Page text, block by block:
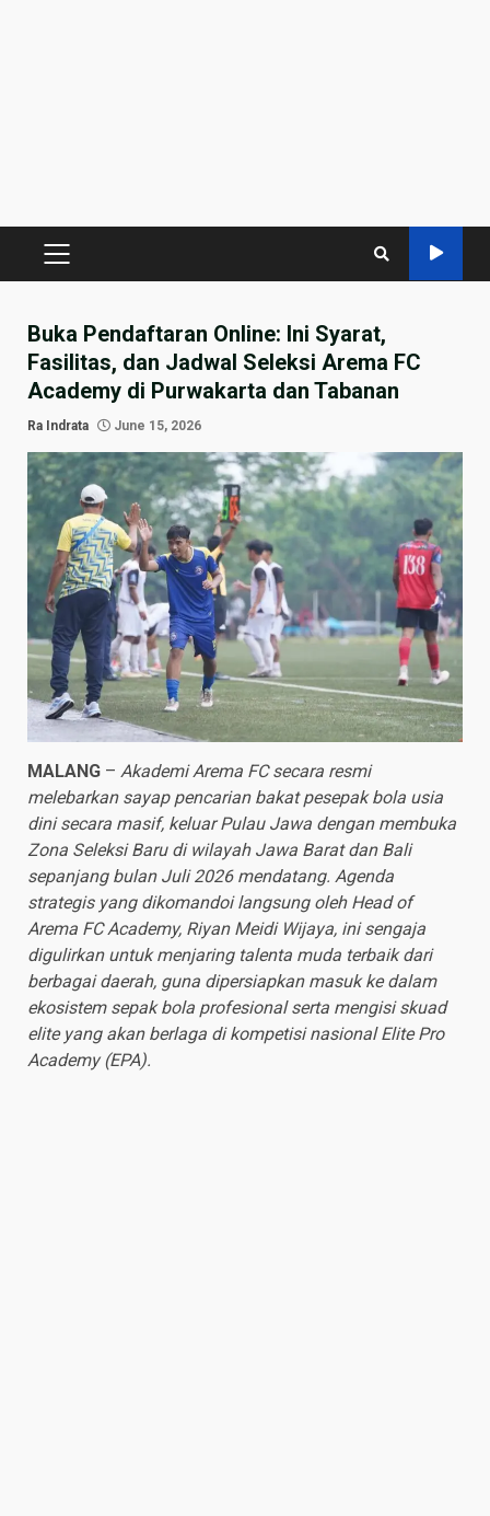
PRIMARY
Buka Pendaftaran Online: Ini Syarat,
Fasilitas, dan Jadwal Seleksi Arema FC
Academy di Purwakarta dan Tabanan
Ra Indrata June 15, 2026
MALANG – Akademi Arema FC secara resmi
melebarkan sayap pencarian bakat pesepak bola usia
dini secara masif, keluar Pulau Jawa dengan membuka
Zona Seleksi Baru di wilayah Jawa Barat dan Bali
sepanjang bulan Juli 2026 mendatang. Agenda
strategis yang dikomandoi langsung oleh Head of
Arema FC Academy, Riyan Meidi Wijaya, ini sengaja
digulirkan untuk menjaring talenta muda terbaik dari
berbagai daerah, guna dipersiapkan masuk ke dalam
ekosistem sepak bola profesional serta mengisi skuad
elite yang akan berlaga di kompetisi nasional Elite Pro
Academy (EPA).